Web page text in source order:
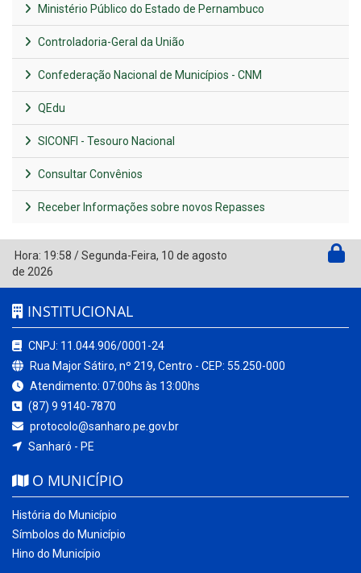
Ministério Público do Estado de Pernambuco
Controladoria-Geral da União
Confederação Nacional de Municípios - CNM
QEdu
SICONFI - Tesouro Nacional
Consultar Convênios
Receber Informações sobre novos Repasses
Hora: 19:58 /Segunda-Feira, 10 de agosto
de 2026
INSTITUCIONAL
CNPJ: 11.044.906/0001-24
Rua Major Sátiro, nº 219, Centro - CEP: 55.250-000
Atendimento: 07:00hs às 13:00hs
(87) 9 9140-7870
protocolo@sanharo.pe.gov.br
Sanharó - PE
O MUNICÍPIO
História do Município
Símbolos do Município
Hino do Município